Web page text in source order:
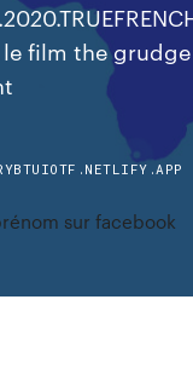
le film the grudge
sur facebook